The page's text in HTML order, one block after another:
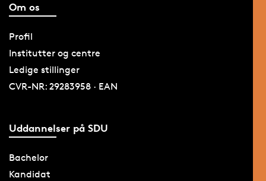
Om os
Profil
Institutter og centre
Ledige stillinger
CVR-NR: 29283958 · EAN
Uddannelser på SDU
Bachelor
Kandidat